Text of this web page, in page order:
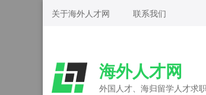
Skip
Enter)
关于海外人才网 联系我们
海外人才网
外国人才、海归留学人才求